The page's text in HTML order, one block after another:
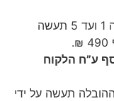
אספקת שולחן + 6 כיסאות | מקומה 1 ועד 5 תעשה
ע”ח הלקוח
תעשה על ידי